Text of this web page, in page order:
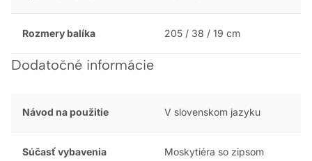
Rozmery balíka 205 / 38 / 19 cm
Dodatočné informácie
Návod na použitie V slovenskom jazyku
Súčasť vybavenia
Moskytiéra so zipsom